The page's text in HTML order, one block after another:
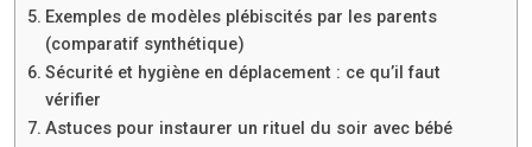
Exemples de modèles plébiscités par les parents
(comparatif synthétique)
Sécurité et hygiène en déplacement : ce qu’il faut
vérifier
Astuces pour instaurer un rituel du soir avec bébé